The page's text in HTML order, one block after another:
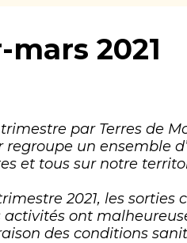
2021
par Terres de
regroupe un ensemble
et tous sur notre
2021, les sorties
activités ont
des conditions